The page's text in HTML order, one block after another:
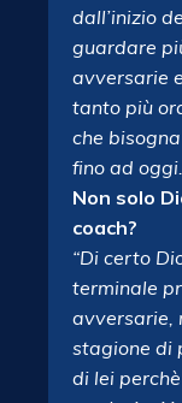
dall’inizio
guardare
avversarie
tanto più
che
fino ad
Non solo
coach?
“Di certo
terminale
avversarie,
stagione di
di lei